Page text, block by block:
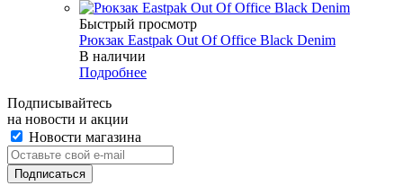
Быстрый просмотр
Рюкзак Eastpak Out Of Office Black Denim
В наличии
Подробнее
Подписывайтесь
на новости и акции
Новости магазина